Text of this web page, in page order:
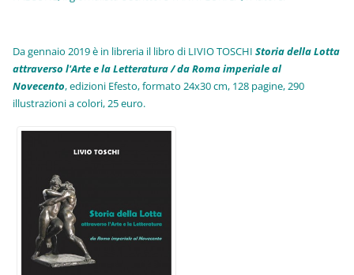
Da gennaio 2019 è in libreria il libro di LIVIO TOSCHIStoria della Lotta
attraverso l'Arte e la Letteratura / da Roma imperiale al
Novecento, edizioni Efesto, formato 24x30 cm, 128 pagine, 290
illustrazioni a colori, 25 euro.